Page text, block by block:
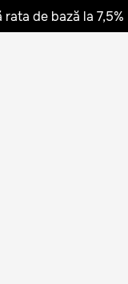
de bază la 7,5%